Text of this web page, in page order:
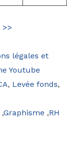
>>
légales et
Youtube
, Levée fonds,
,Graphisme ,RH